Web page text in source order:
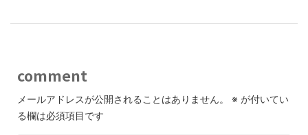
comment
メールアドレスが公開されることはありません。 ※ が付いてい
る欄は必須項目です